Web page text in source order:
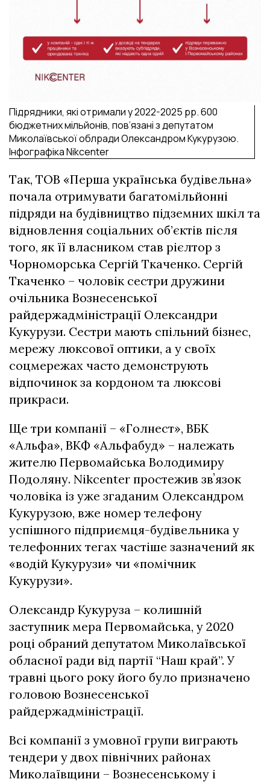
Підрядники, які отримали у 2022-2025 рр. 600
бюджетних мільйонів, пов’язані з депутатом
Миколаївської облради Олександром Кукурузою.
Інфографіка Nikcenter
Так, ТОВ «Перша українська будівельна»
почала отримувати багатомільйонні
підряди на будівництво підземних шкіл та
відновлення соціальних об’єктів після
того, як її власником став рієлтор з
Чорноморська Сергій Ткаченко. Сергій
Ткаченко – чоловік сестри дружини
очільника Вознесенської
райдержадміністрації Олександри
Кукурузи. Сестри мають спільний бізнес,
мережу люксової оптики, а у своїх
соцмережах часто демонструють
відпочинок за кордоном та люксові
прикраси.
Ще три компанії – «Голнест», ВБК
«Альфа», ВКФ «Альфабуд» – належать
жителю Первомайська Володимиру
Подоляну. Nikcenter простежив звʼязок
чоловіка із уже згаданим Олександром
Кукурузою, вже номер телефону
успішного підприємця-будівельника у
телефонних тегах частіше зазначений як
«водій Кукурузи» чи «помічник
Кукурузи».
Олександр Кукуруза – колишній
заступник мера Первомайська, у 2020
році обраний депутатом Миколаївської
обласної ради від партії “Наш край”. У
травні цього року його було призначено
головою Вознесенської
райдержадміністрації.
Всі компанії з умовної групи виграють
тендери у двох північних районах
Миколаївщини – Вознесенському і